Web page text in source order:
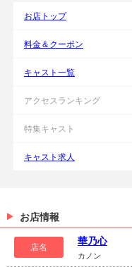
お店トップ
料金＆クーポン
キャスト一覧
アクセスランキング
特集キャスト
キャスト求人
お店情報
店名
華乃心
カノン